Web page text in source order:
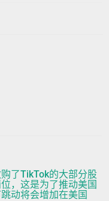
了TikTok的大部分股
，这是为了推动美国
动将会增加在美国